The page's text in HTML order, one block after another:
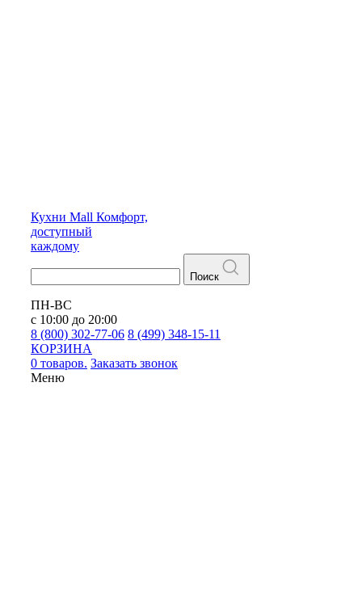
Кухни Mall Комфорт,
доступный
каждому
Поиск
ПН-ВС
с 10:00 до 20:00
8 (800) 302-77-06 8 (499) 348-15-11
КОРЗИНА
0 товаров. Заказать звонок
Меню